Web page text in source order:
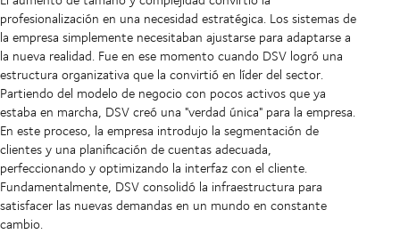
profesionalización en una necesidad estratégica. Los sistemas de
la empresa simplemente necesitaban ajustarse para adaptarse a
la nueva realidad. Fue en ese momento cuando DSV logró una
estructura organizativa que la convirtió en líder del sector.
Partiendo del modelo de negocio con pocos activos que ya
estaba en marcha, DSV creó una "verdad única" para la empresa.
En este proceso, la empresa introdujo la segmentación de
clientes y una planificación de cuentas adecuada,
perfeccionando y optimizando la interfaz con el cliente.
Fundamentalmente, DSV consolidó la infraestructura para
satisfacer las nuevas demandas en un mundo en constante
cambio.